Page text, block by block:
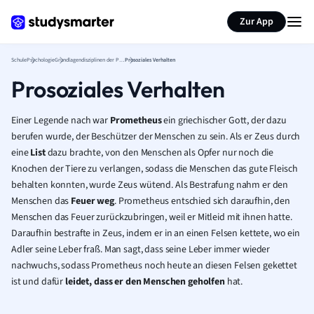
Zur App
SchulePsychologie Grundlagendisziplinen der PsychologieProsoziales Verhalten
Prosoziales Verhalten
Einer Legende nach war Prometheusein griechischer Gott, der dazu
berufen wurde, der Beschützer der Menschen zu sein. Als er Zeus durch
eineListdazu brachte, von den Menschen als Opfer nur noch die
Knochen der Tiere zu verlangen, sodass die Menschen das gute Fleisch
behalten konnten, wurde Zeus wütend. Als Bestrafung nahm er den
Menschen das Feuer weg. Prometheus entschied sich daraufhin, den
Menschen das Feuer zurückzubringen, weil er Mitleid mit ihnen hatte.
Daraufhin bestrafte in Zeus, indem er in an einen Felsen kettete, wo ein
Adler seine Leber fraß. Man sagt, dass seine Leber immer wieder
nachwuchs, sodass Prometheus noch heute an diesen Felsen gekettet
ist und dafür leidet, dass er den Menschen geholfenhat.
Seite zusammenfassen